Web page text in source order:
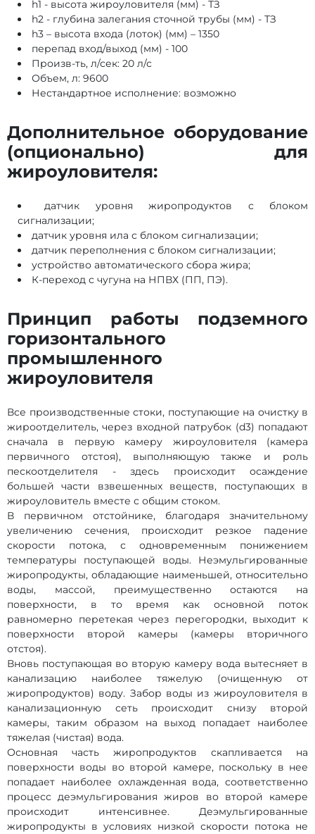
h1 - высота жироуловителя (мм) - ТЗ
h2 - глубина залегания сточной трубы (мм) - ТЗ
h3 – высота входа (лоток) (мм) – 1350
перепад вход/выход (мм) - 100
Произв-ть, л/сек: 20 л/с
Объем, л: 9600
Нестандартное исполнение: возможно
Дополнительное оборудование
(опционально) для
жироуловителя:
датчик уровня жиропродуктов с блоком
сигнализации;
датчик уровня ила с блоком сигнализации;
датчик переполнения с блоком сигнализации;
устройство автоматического сбора жира;
К-переход с чугуна на НПВХ (ПП, ПЭ).
Принцип работы подземного
горизонтального
промышленного
жироуловителя
Все производственные стоки, поступающие на очистку в
жироотделитель, через входной патрубок (d3) попадают
сначала в первую камеру жироуловителя (камера
первичного отстоя), выполняющую также и роль
пескоотделителя - здесь происходит осаждение
большей части взвешенных веществ, поступающих в
жироуловитель вместе с общим стоком.
В первичном отстойнике, благодаря значительному
увеличению сечения, происходит резкое падение
скорости потока, с одновременным понижением
температуры поступающей воды. Неэмульгированные
жиропродукты, обладающие наименьшей, относительно
воды, массой, преимущественно остаются на
поверхности, в то время как основной поток
равномерно перетекая через перегородки, выходит к
поверхности второй камеры (камеры вторичного
отстоя).
Вновь поступающая во вторую камеру вода вытесняет в
канализацию наиболее тяжелую (очищенную от
жиропродуктов) воду. Забор воды из жироуловителя в
канализационную сеть происходит снизу второй
камеры, таким образом на выход попадает наиболее
тяжелая (чистая) вода.
Основная часть жиропродуктов скапливается на
поверхности воды во второй камере, поскольку в нее
попадает наиболее охлажденная вода, соответственно
процесс деэмульгирования жиров во второй камере
происходит интенсивнее. Деэмульгированные
жиропродукты в условиях низкой скорости потока не